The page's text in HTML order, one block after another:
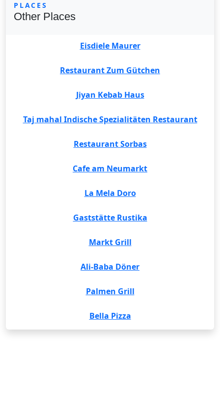
PLACES
Other Places
Eisdiele Maurer
Restaurant Zum Gütchen
Jiyan Kebab Haus
Taj mahal Indische Spezialitäten Restaurant
Restaurant Sorbas
Cafe am Neumarkt
La Mela Doro
Gaststätte Rustika
Markt Grill
Ali-Baba Döner
Palmen Grill
Bella Pizza